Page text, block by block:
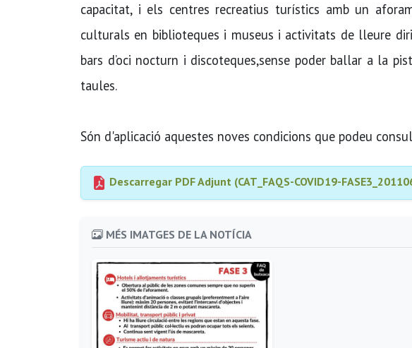
capacitat, i els centres recreatius turístics amb un
culturals en biblioteques i museus i activitats de lleure
bars d’oci nocturn i discoteques,sense poder ballar a la
taules.
Són d'aplicació aquestes noves condicions que podeu
Descarregar PDF Adjunt (CAT_FAQS-COVID19-
MÉS IMATGES DE LA NOTÍCIA